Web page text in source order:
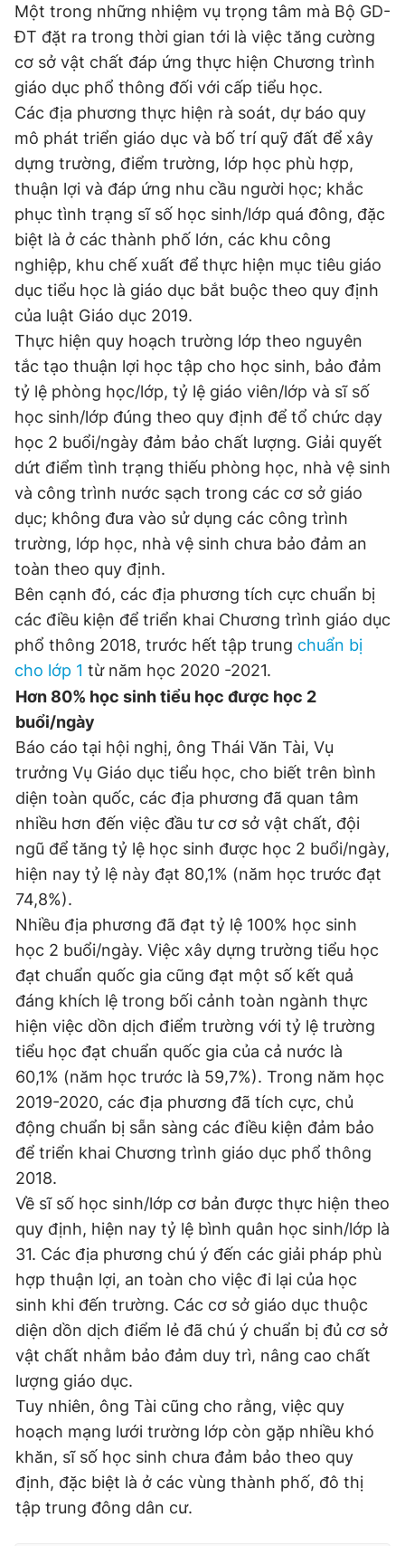
Một trong những nhiệm vụ trọng tâm mà Bộ GD-
ĐT đặt ra trong thời gian tới là việc tăng cường
cơ sở vật chất đáp ứng thực hiện Chương trình
giáo dục phổ thông đối với cấp tiểu học.
Các địa phương thực hiện rà soát, dự báo quy
mô phát triển giáo dục và bố trí quỹ đất để xây
dựng trường, điểm trường, lớp học phù hợp,
thuận lợi và đáp ứng nhu cầu người học; khắc
phục tình trạng sĩ số học sinh/lớp quá đông, đặc
biệt là ở các thành phố lớn, các khu công
nghiệp, khu chế xuất để thực hiện mục tiêu giáo
dục tiểu học là giáo dục bắt buộc theo quy định
của luật Giáo dục 2019.
Thực hiện quy hoạch trường lớp theo nguyên
tắc tạo thuận lợi học tập cho học sinh, bảo đảm
tỷ lệ phòng học/lớp, tỷ lệ giáo viên/lớp và sĩ số
học sinh/lớp đúng theo quy định để tổ chức dạy
học 2 buổi/ngày đảm bảo chất lượng. Giải quyết
dứt điểm tình trạng thiếu phòng học, nhà vệ sinh
và công trình nước sạch trong các cơ sở giáo
dục; không đưa vào sử dụng các công trình
trường, lớp học, nhà vệ sinh chưa bảo đảm an
toàn theo quy định.
Bên cạnh đó, các địa phương tích cực chuẩn bị
các điều kiện để triển khai Chương trình giáo dục
phổ thông 2018, trước hết tập trung chuẩn bị
cho lớp 1 từ năm học 2020 -2021.
Hơn 80% học sinh tiểu học được học 2
buổi/ngày
Báo cáo tại hội nghị, ông Thái Văn Tài, Vụ
trưởng Vụ Giáo dục tiểu học, cho biết trên bình
diện toàn quốc, các địa phương đã quan tâm
nhiều hơn đến việc đầu tư cơ sở vật chất, đội
ngũ để tăng tỷ lệ học sinh được học 2 buổi/ngày,
hiện nay tỷ lệ này đạt 80,1% (năm học trước đạt
74,8%).
Nhiều địa phương đã đạt tỷ lệ 100% học sinh
học 2 buổi/ngày. Việc xây dựng trường tiểu học
đạt chuẩn quốc gia cũng đạt một số kết quả
đáng khích lệ trong bối cảnh toàn ngành thực
hiện việc dồn dịch điểm trường với tỷ lệ trường
tiểu học đạt chuẩn quốc gia của cả nước là
60,1% (năm học trước là 59,7%). Trong năm học
2019-2020, các địa phương đã tích cực, chủ
động chuẩn bị sẵn sàng các điều kiện đảm bảo
để triển khai Chương trình giáo dục phổ thông
2018.
Về sĩ số học sinh/lớp cơ bản được thực hiện theo
quy định, hiện nay tỷ lệ bình quân học sinh/lớp là
31. Các địa phương chú ý đến các giải pháp phù
hợp thuận lợi, an toàn cho việc đi lại của học
sinh khi đến trường. Các cơ sở giáo dục thuộc
diện dồn dịch điểm lẻ đã chú ý chuẩn bị đủ cơ sở
vật chất nhằm bảo đảm duy trì, nâng cao chất
lượng giáo dục.
Tuy nhiên, ông Tài cũng cho rằng, việc quy
hoạch mạng lưới trường lớp còn gặp nhiều khó
khăn, sĩ số học sinh chưa đảm bảo theo quy
định, đặc biệt là ở các vùng thành phố, đô thị
tập trung đông dân cư.